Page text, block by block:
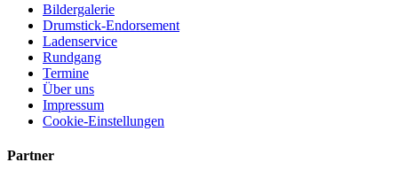
Bildergalerie
Drumstick-Endorsement
Ladenservice
Rundgang
Termine
Über uns
Impressum
Cookie-Einstellungen
Partner